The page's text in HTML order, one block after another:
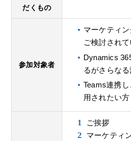
だくもの
参加対象者
マーケティ
ご検討され
Dynamics
るがさらな
Teams連携
用されたい方
ご挨拶
マーケティ